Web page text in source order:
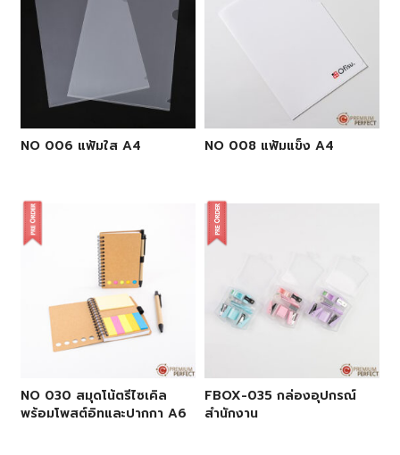
NO 006 แฟ้มใส A4 NO 008 แฟ้มแข็ง A4
NO 030 สมุดโน้ตรีไซเคิล
พร้อมโพสต์อิทและปากกา A6
FBOX-035 กล่องอุปกรณ์
สำนักงาน